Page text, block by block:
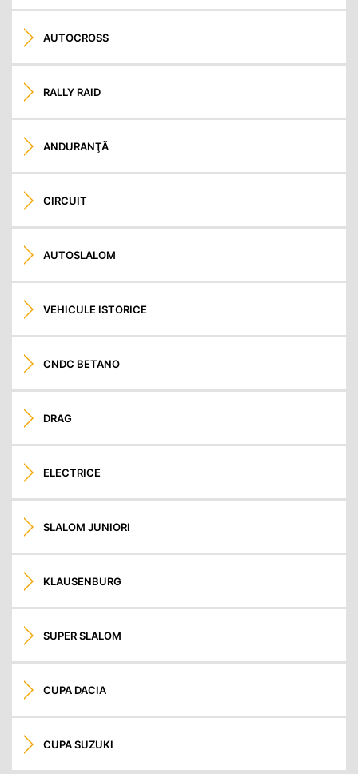
AUTOCROSS
RALLY RAID
ANDURANŢĂ
CIRCUIT
AUTOSLALOM
VEHICULE ISTORICE
CNDC BETANO
DRAG
ELECTRICE
SLALOM JUNIORI
KLAUSENBURG
SUPER SLALOM
CUPA DACIA
CUPA SUZUKI